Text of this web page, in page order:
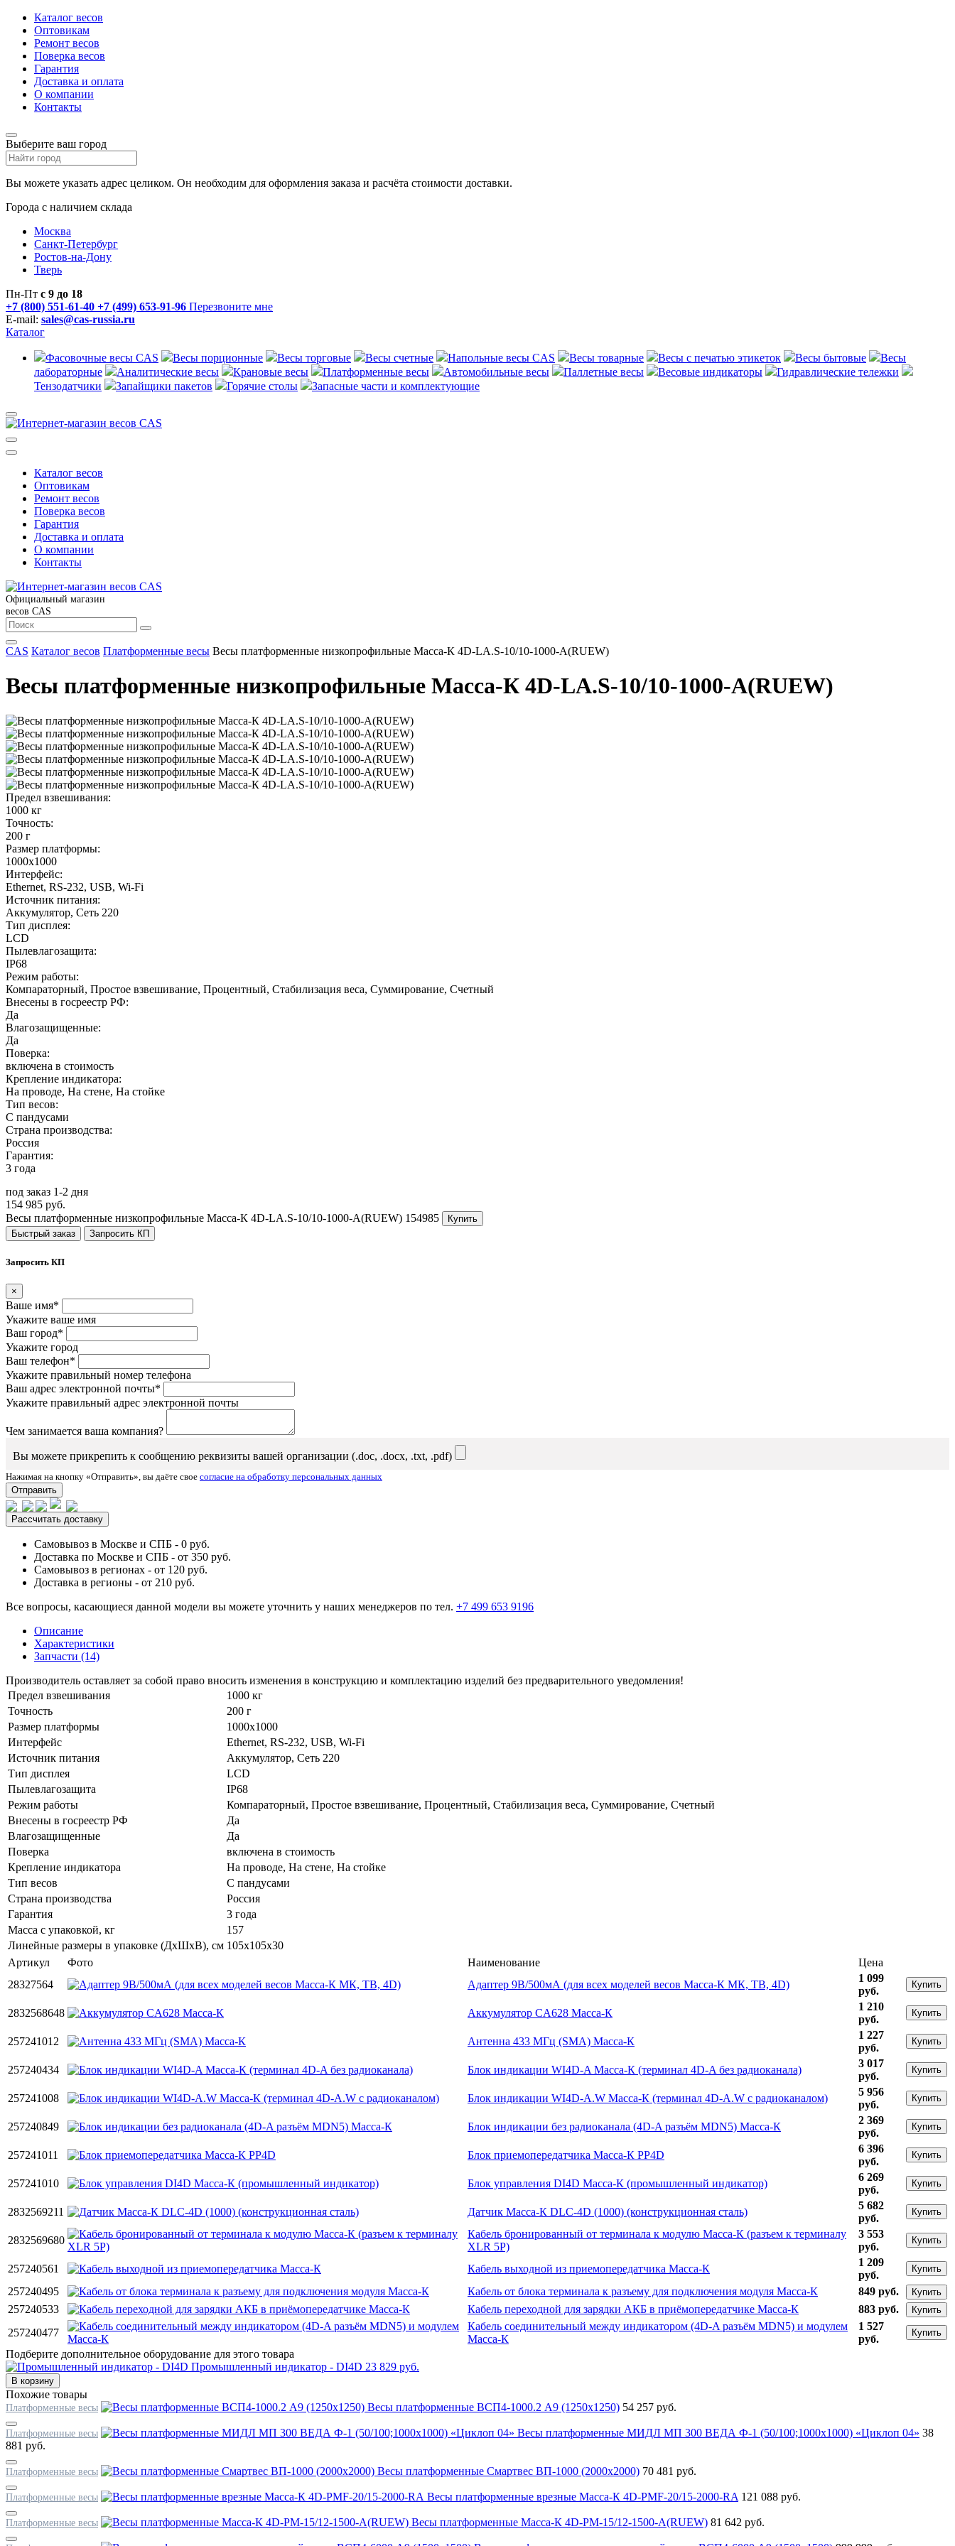
Каталог весов
Оптовикам
Ремонт весов
Поверка весов
Гарантия
Доставка и оплата
О компании
Контакты
Выберите ваш город
Вы можете указать адрес целиком. Он необходим для оформления заказа и расчёта стоимости доставки.
Города с наличием склада
Москва
Санкт-Петербург
Ростов-на-Дону
Тверь
Пн-Пт с 9 до 18
+7 (800) 551-61-40 +7 (499) 653-91-96 Перезвоните мне
E-mail: sales@cas-russia.ru
Каталог
Фасовочные весы CAS Весы порционные Весы торговые Весы счетные Напольные весы CAS Весы товарные Весы с печатью этикеток Весы бытовые
Весы
лабораторные
Аналитические весы Крановые весы Платформенные весы Автомобильные весы Паллетные весы Весовые индикаторы
Гидравлические тележки
Тензодатчики
Запайщики пакетов Горячие столы Запасные части и комплектующие
Каталог весов
Оптовикам
Ремонт весов
Поверка весов
Гарантия
Доставка и оплата
О компании
Контакты
Официальный магазин
весов CAS
CAS Каталог весов Платформенные весы Весы платформенные низкопрофильные Масса-К 4D-LA.S-10/10-1000-A(RUEW)
Весы платформенные низкопрофильные Масса-К 4D-LA.S-10/10-1000-A(RUEW)
Предел взвешивания:
1000 кг
Точность:
200 г
Размер платформы:
1000х1000
Интерфейс:
Ethernet, RS-232, USB, Wi-Fi
Источник питания:
Аккумулятор, Сеть 220
Тип дисплея:
LCD
Пылевлагозащита:
IP68
Режим работы:
Компараторный, Простое взвешивание, Процентный, Стабилизация веса, Суммирование, Счетный
Внесены в госреестр РФ:
Да
Влагозащищенные:
Да
Поверка:
включена в стоимость
Крепление индикатора:
На проводе, На стене, На стойке
Тип весов:
С пандусами
Страна производства:
Россия
Гарантия:
3 года
под заказ 1-2 дня
154 985 руб.
Весы платформенные низкопрофильные Масса-К 4D-LA.S-10/10-1000-A(RUEW) 154985
Купить
Быстрый заказ
Запросить КП
Запросить КП
×
Ваше имя*
Укажите ваше имя
Ваш город*
Укажите город
Ваш телефон*
Укажите правильный номер телефона
Ваш адрес электронной почты*
Укажите правильный адрес электронной почты
Чем занимается ваша компания?
Вы можете прикрепить к сообщению реквизиты вашей организации (.doc, .docx, .txt, .pdf)
Нажимая на кнопку «Отправить», вы даёте свое согласие на обработку персональных данных
Отправить
Рассчитать доставку
Самовывоз в Москве и СПБ - 0 руб.
Доставка по Москве и СПБ - от 350 руб.
Самовывоз в регионах - от 120 руб.
Доставка в регионы - от 210 руб.
Все вопросы, касающиеся данной модели вы можете уточнить у наших менеджеров по тел. +7 499 653 9196
Описание
Характеристики
Запчасти (14)
Производитель оставляет за собой право вносить изменения в конструкцию и комплектацию изделий без предварительного уведомления!
Предел взвешивания
1000 кг
Точность
200 г
Размер платформы
1000х1000
Интерфейс
Ethernet, RS-232, USB, Wi-Fi
Источник питания
Аккумулятор, Сеть 220
Тип дисплея
LCD
Пылевлагозащита
IP68
Режим работы
Компараторный, Простое взвешивание, Процентный, Стабилизация веса, Суммирование, Счетный
Внесены в госреестр РФ
Да
Влагозащищенные
Да
Поверка
включена в стоимость
Крепление индикатора
На проводе, На стене, На стойке
Тип весов
С пандусами
Страна производства
Россия
Гарантия
3 года
Масса с упаковкой, кг
157
Линейные размеры в упаковке (ДxШxВ), см 105x105x30
Артикул
Фото Наименование
Цена
28327564
Адаптер 9В/500мА (для всех моделей весов Масса-К МК, ТВ, 4D)
1 099
руб.
Купить
2832568648 Аккумулятор CA628 Масса-К
1 210
руб.
Купить
257241012 Антенна 433 МГц (SMA) Масса-К
1 227
руб.
Купить
257240434 Блок индикации WI4D-A Масса-К (терминал 4D-A без радиоканала)
3 017
руб.
Купить
257241008 Блок индикации WI4D-A.W Масса-К (терминал 4D-A.W с радиоканалом)
5 956
руб.
Купить
257240849 Блок индикации без радиоканала (4D-A разъём MDN5) Масса-К
2 369
руб.
Купить
257241011 Блок приемопередатчика Масса-К PP4D
6 396
руб.
Купить
257241010 Блок управления DI4D Масса-К (промышленный индикатор)
6 269
руб.
Купить
2832569211 Датчик Масса-К DLC-4D (1000) (конструкционная сталь)
5 682
руб.
Купить
2832569680
Кабель бронированный от терминала к модулю Масса-К (разъем к терминалу
XLR 5P)
3 553
руб.
Купить
257240561 Кабель выходной из приемопередатчика Масса-К
1 209
руб.
Купить
257240495 Кабель от блока терминала к разъему для подключения модуля Масса-К 849 руб. Купить
257240533 Кабель переходной для зарядки АКБ в приёмопередатчике Масса-К 883 руб. Купить
257240477
Кабель соединительный между индикатором (4D-A разъём MDN5) и модулем
Масса-К
1 527
руб.
Купить
Подберите дополнительное оборудование для этого товара
Промышленный индикатор - DI4D 23 829 руб.
Похожие товары
Платформенные весы Весы платформенные ВСП4-1000.2 А9 (1250х1250) 54 257 руб.
Платформенные весы Весы платформенные МИДЛ МП 300 ВЕДА Ф-1 (50/100;1000х1000) «Циклоп 04» 38
881 руб.
Платформенные весы Весы платформенные Смартвес ВП-1000 (2000х2000) 70 481 руб.
Платформенные весы Весы платформенные врезные Масса-К 4D-PMF-20/15-2000-RA 121 088 руб.
Платформенные весы Весы платформенные Масса-К 4D-PM-15/12-1500-A(RUEW) 81 642 руб.